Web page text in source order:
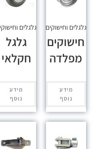
גלגלים וחישוקים
חישוקים
מפלדה
מידע
נוסף
גלגלים וחישוקים
גלגל
חקלאי
מידע
נוסף